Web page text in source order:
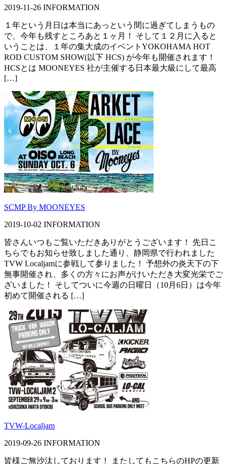
2019-11-26 INFORMATION
１年という月日は本当にあっという間に過ぎてしまうもの
で、今年も残すところあと１ヶ月！ そして１２月に入ると
いうことは、１年の集大成のイベントYOKOHAMA HOT
ROD CUSTOM SHOW(以下 HCS) が今年も開催されます！
HCSとは MOONEYES 社が主催する日本最大級にして最高
[…]
SCMP By MOONEYES
2019-10-02 INFORMATION
皆さんいつもご覧いただきありがとうございます！ 先日こ
ちらでもお知らせ致しました通り、静岡県で行われました
TVW Localjamに参戦して参りました！ 予想外の炎天下の下
無事開催され、多くの方々にお声がけいただき大変光栄でご
ざいました！ そしてついに今週の日曜日（10月6日）は今年
初めて開催される […]
TVW-Localjam
2019-09-26 INFORMATION
皆様ご無沙汰しております！ またしてもこちらのHPの更新